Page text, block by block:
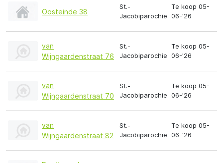
Oosteinde 38
St.-
Jacobiparochie
Te koop 05-
06-'26
van
Wijngaardenstraat 76
St.-
Jacobiparochie
Te koop 05-
06-'26
van
Wijngaardenstraat 70
St.-
Jacobiparochie
Te koop 05-
06-'26
van
Wijngaardenstraat 82
St.-
Jacobiparochie
Te koop 05-
06-'26